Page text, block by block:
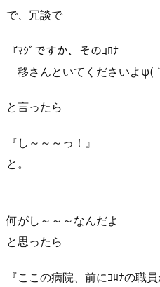
で、冗談で
『ﾏｼﾞですか、そのｺﾛﾅ
移さんといてくださいよψ(
と言ったら
『し～～～っ！』
と。
何がし～～～なんだよ
と思ったら
『ここの病院、前にｺﾛﾅの職